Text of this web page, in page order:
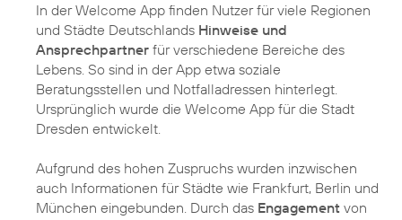
In der Welcome App finden Nutzer für viele Regionen
und Städte Deutschlands Hinweise und
Ansprechpartner für verschiedene Bereiche des
Lebens. So sind in der App etwa soziale
Beratungsstellen und Notfalladressen hinterlegt.
Ursprünglich wurde die Welcome App für die Stadt
Dresden entwickelt.
Aufgrund des hohen Zuspruchs wurden inzwischen
auch Informationen für Städte wie Frankfurt, Berlin und
München eingebunden. Durch das Engagement von